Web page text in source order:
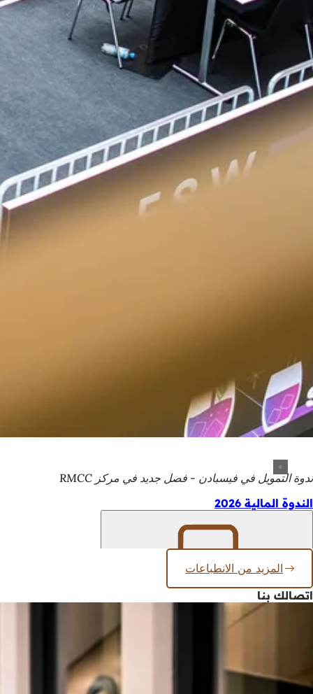
ندوة التمويل في فيسبادن - فصل جديد في مركز RMCC
الندوة المالية 2026
تذكّر
المزيد من الانطباعات
اتصالك بنا